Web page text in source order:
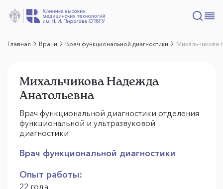
Главная Врачи Врач функциональной диагностики Михальчикова
Михальчикова Надежда
Анатольевна
Врач функциональной диагностики отделения
функциональной и ультразвуковой
диагностики
Врач функциональной диагностики
Опыт работы:
22 года